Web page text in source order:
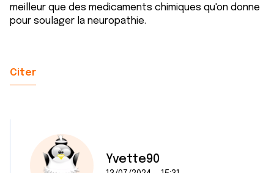
meilleur que des medicaments chimiques qu'on donne
pour soulager la neuropathie.
Citer
Yvette90